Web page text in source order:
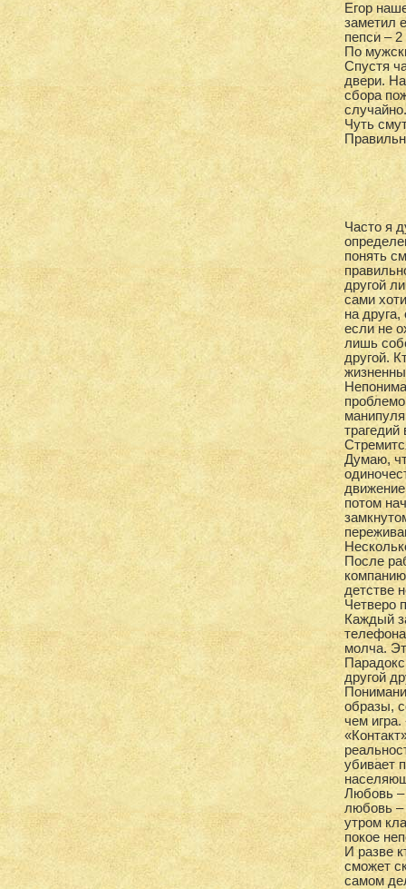
Егор
заметил
пепси –
По
Спустя
двери.
сбора
Чуть
Часто я
понять
другой
сами
на
если не
лишь
другой.
Думаю,
потом
После
детстве
Четверо
Каждый
молча.
другой
образы,
чем
убивает
Любовь –
любовь –
утром
покое
И разве
сможет
самом